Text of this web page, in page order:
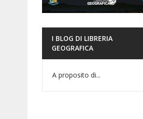
I BLOG DI LIBRERIA
GEOGRAFICA
A proposito di...